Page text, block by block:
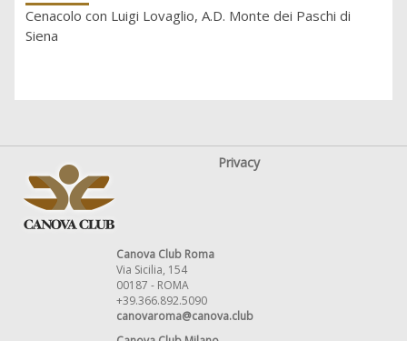
Cenacolo con Luigi Lovaglio, A.D. Monte dei Paschi di
Siena
Privacy
Canova Club Roma
Via Sicilia, 154
00187 - ROMA
+39.366.892.5090
canovaroma@canova.club